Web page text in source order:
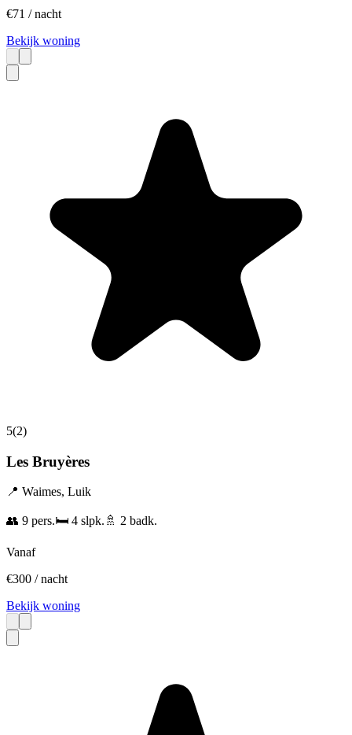
€71 / nacht
Bekijk woning
5(2)
Les Bruyères
📍 Waimes, Luik
👥 9 pers.🛏️ 4 slpk. 🚿 2 badk.
Vanaf
€300 / nacht
Bekijk woning